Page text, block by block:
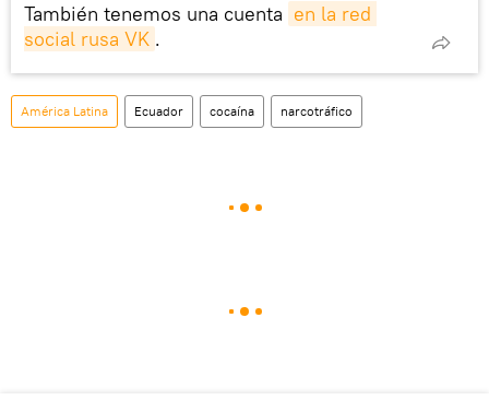
También tenemos una cuenta en la red
social rusa VK .
América Latina Ecuador cocaína narcotráfico